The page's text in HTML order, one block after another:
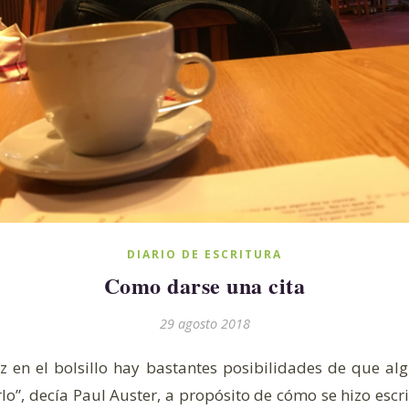
DIARIO DE ESCRITURA
Como darse una cita
29 agosto 2018
en el bolsillo hay bastantes posibilidades de que
decía Paul Auster, a propósito de cómo se hizo